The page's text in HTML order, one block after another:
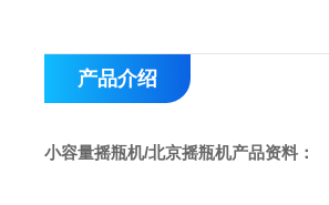
产品介绍
小容量摇瓶机/北京摇瓶机产品资料：